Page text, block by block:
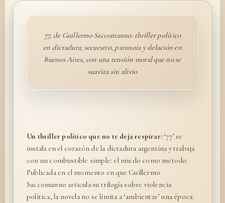
77, de Guillermo Saccomanno: thriller político
en dictadura; secuestro, paranoia y delación en
Buenos Aires, con una tensión moral que no se
suaviza sin alivio
Un thriller político que no te deja respirar: ‘77’ se
instala en el corazón de la dictadura argentina y trabaja
con un combustible simple: el miedo como método.
Publicada en el momento en que Guillermo
Saccomanno articula su trilogía sobre violencia
política, la novela no se limita a ‘ambientar’ una época: